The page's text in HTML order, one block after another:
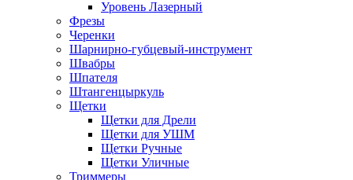
Уровень Лазерный
Фрезы
Черенки
Шарнирно-губцевый-инструмент
Швабры
Шпателя
Штангенцыркуль
Щетки
Щетки для Дрели
Щетки для УШМ
Щетки Ручные
Щетки Уличные
Триммеры